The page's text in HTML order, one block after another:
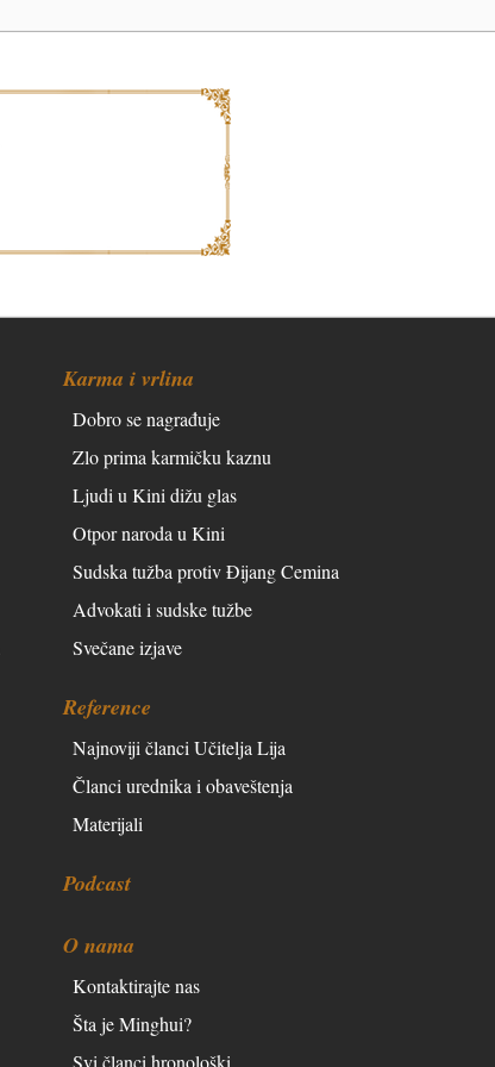
Karma i vrlina
Dobro se nagrađuje
Zlo prima karmičku kaznu
Ljudi u Kini dižu glas
Otpor naroda u Kini
Sudska tužba protiv Đijang Cemina
Advokati i sudske tužbe
Svečane izjave
Reference
Najnoviji članci Učitelja Lija
Članci urednika i obaveštenja
Materijali
Podcast
O nama
Kontaktirajte nas
Šta je Minghui?
Svi članci hronološki